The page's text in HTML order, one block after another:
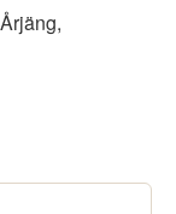
Årjäng,